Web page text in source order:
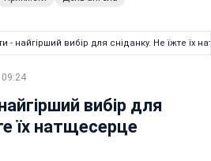
- найгірший вибір для сніданку. Не їжте їх
09:24
вибір для
їх натщесерце